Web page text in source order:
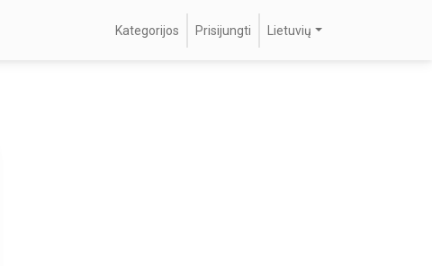
Kategorijos Prisijungti Lietuvių